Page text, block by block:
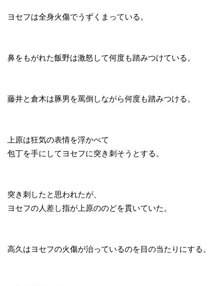
ヨセフは全身火傷でうずくまっている。
鼻をもがれた飯野は激怒して何度も踏みつけている。
藤井と倉木は豚男を罵倒しながら何度も踏みつける。
上原は狂気の表情を浮かべて
包丁を手にしてヨセフに突き刺そうとする。
突き刺したと思われたが、
ヨセフの人差し指が上原ののどを貫いていた。
高久はヨセフの火傷が治っているのを目の当たりにする。